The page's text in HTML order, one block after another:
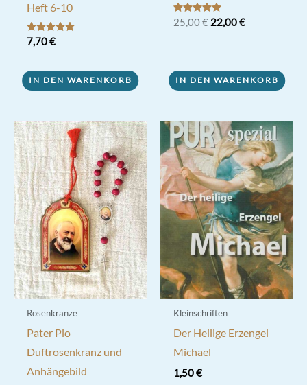
Heft 6-10
Bewertet mit
5.00
7,70€
IN DEN WARENKORB
Bewertet mit
5.00
25,00€ Ursprünglicher
22,00€Aktueller
IN DEN WARENKORB
Rosenkränze
Pater Pio
Duftrosenkranz und
Anhängebild
Kleinschriften
Der Heilige Erzengel
Michael
1,50€